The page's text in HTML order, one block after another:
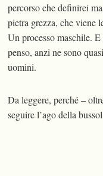
percorso che definirei
pietra grezza, che viene
Un processo maschile.
penso, anzi ne sono
uomini.
Da leggere, perché –
seguire l’ago della